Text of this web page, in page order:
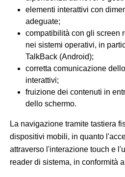
elementi interattivi con
adeguate;
compatibilità con gli screen
nei sistemi operativi, in
TalkBack (Android);
corretta comunicazione
interattivi;
fruizione dei contenuti in
dello schermo.
La navigazione tramite tastiera
dispositivi mobili, in quanto
attraverso l'interazione touch e
reader di sistema, in conformità